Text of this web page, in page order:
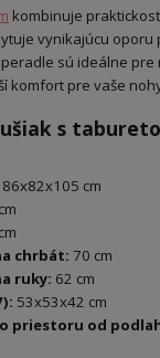
kombinuje
vynikajúcu oporu
sú ideálne pre
komfort pre vaše
s
86x82x105 cm
chrbát: 70 cm
ruky: 62 cm
53x53x42 cm
priestoru od